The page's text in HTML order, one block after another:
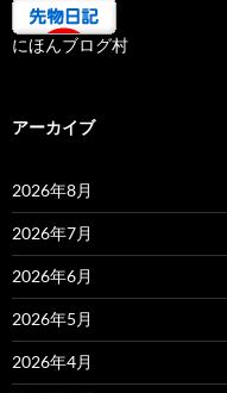
にほんブログ村
アーカイブ
2026年8月
2026年7月
2026年6月
2026年5月
2026年4月